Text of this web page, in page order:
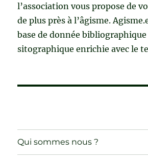
l’association vous propose de
de plus près à l’âgisme.
base de donnée bibliographique
sitographique enrichie avec le
Qui sommes nous ?